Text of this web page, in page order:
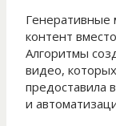
Генеративные
контент
Алгоритмы
видео,
предоставила
и